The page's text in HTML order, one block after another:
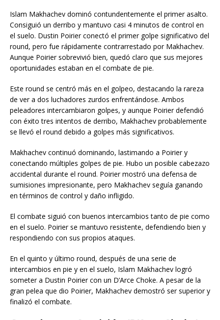
Islam Makhachev dominó contundentemente el primer asalto.
Consiguió un derribo y mantuvo casi 4 minutos de control en
el suelo. Dustin Poirier conectó el primer golpe significativo del
round, pero fue rápidamente contrarrestado por Makhachev.
Aunque Poirier sobrevivió bien, quedó claro que sus mejores
oportunidades estaban en el combate de pie.
Este round se centró más en el golpeo, destacando la rareza
de ver a dos luchadores zurdos enfrentándose. Ambos
peleadores intercambiaron golpes, y aunque Poirier defendió
con éxito tres intentos de derribo, Makhachev probablemente
se llevó el round debido a golpes más significativos.
Makhachev continuó dominando, lastimando a Poirier y
conectando múltiples golpes de pie. Hubo un posible cabezazo
accidental durante el round. Poirier mostró una defensa de
sumisiones impresionante, pero Makhachev seguía ganando
en términos de control y daño infligido.
El combate siguió con buenos intercambios tanto de pie como
en el suelo. Poirier se mantuvo resistente, defendiendo bien y
respondiendo con sus propios ataques.
En el quinto y último round, después de una serie de
intercambios en pie y en el suelo, Islam Makhachev logró
someter a Dustin Poirier con un D’Arce Choke. A pesar de la
gran pelea que dio Poirier, Makhachev demostró ser superior y
finalizó el combate.